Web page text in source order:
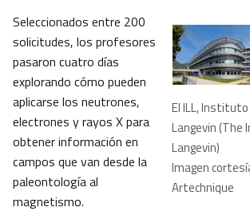
El ILL,
Langevin
Langevin)
Imagen
Artechnique
Seleccionados entre 200
solicitudes, los profesores
pasaron cuatro días
explorando cómo pueden
aplicarse los neutrones,
electrones y rayos X para
obtener información en
campos que van desde la
paleontología al
magnetismo.